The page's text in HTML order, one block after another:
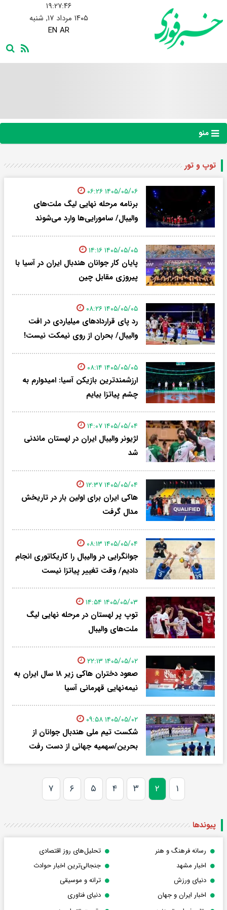
۱۹:۲۷:۴۷
۱۴۰۵ مرداد ۱۷, شنبه
EN AR
منو
توپ و تور
۱۴۰۵/۰۵/۰۶ ۰۶:۲۶
برنامه مرحله نهایی لیگ ملت‌های
والیبال/ سامورایی‌ها وارد می‌شوند
۱۴۰۵/۰۵/۰۵ ۱۴:۱۶
پایان کار جوانان هندبال ایران در آسیا با
پیروزی مقابل چین
۱۴۰۵/۰۵/۰۵ ۰۸:۲۶
رد پای قراردادهای میلیاردی در افت
والیبال/ بحران از روی نیمکت نیست!
۱۴۰۵/۰۵/۰۵ ۰۸:۱۴
ارزشمندترین بازیکن آسیا: امیدوارم به
چشم پیاتزا بیایم
۱۴۰۵/۰۵/۰۴ ۱۴:۰۷
لژیونر والیبال ایران در لهستان ماندنی
شد
۱۴۰۵/۰۵/۰۴ ۱۲:۳۷
هاکی ایران برای اولین بار در تاریخش
مدال گرفت
۱۴۰۵/۰۵/۰۴ ۰۸:۱۳
جوانگرایی در والیبال را کاریکاتوری انجام
دادیم/ وقت تغییر پیاتزا نیست
۱۴۰۵/۰۵/۰۳ ۱۴:۵۴
توپ پر لهستان در مرحله نهایی لیگ‌
ملت‌های والیبال
۱۴۰۵/۰۵/۰۲ ۲۲:۱۳
صعود دختران هاکی زیر ۱۸ سال ایران به
نیمه‌نهایی قهرمانی آسیا
۱۴۰۵/۰۵/۰۲ ۰۹:۵۸
شکست تیم ملی هندبال جوانان از
بحرین/سهمیه جهانی از دست رفت
۱ ۲ ۳ ۴ ۵ ۶ ۷
پیوندها
رسانه فرهنگ و هنر
تحلیل‌های روز اقتصادی
اخبار مشهد
جنجالی‌ترین اخبار حوادث
دنیای ورزش
ترانه و موسیقی
اخبار ایران و جهان
دنیای فناوری